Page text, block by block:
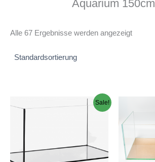
Aquarium 150cm
Alle 67 Ergebnisse werden angezeigt
Sale!